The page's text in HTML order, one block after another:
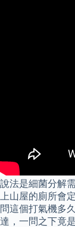
說法是細菌分解
上山屋的廁所會
問這個打氣機多
達，一問之下竟